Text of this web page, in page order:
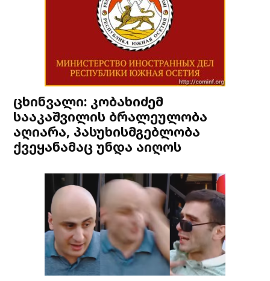
ცხინვალი: კობახიძემ
სააკაშვილის ბრალეულობა
აღიარა, პასუხისმგებლობა
ქვეყანამაც უნდა აიღოს